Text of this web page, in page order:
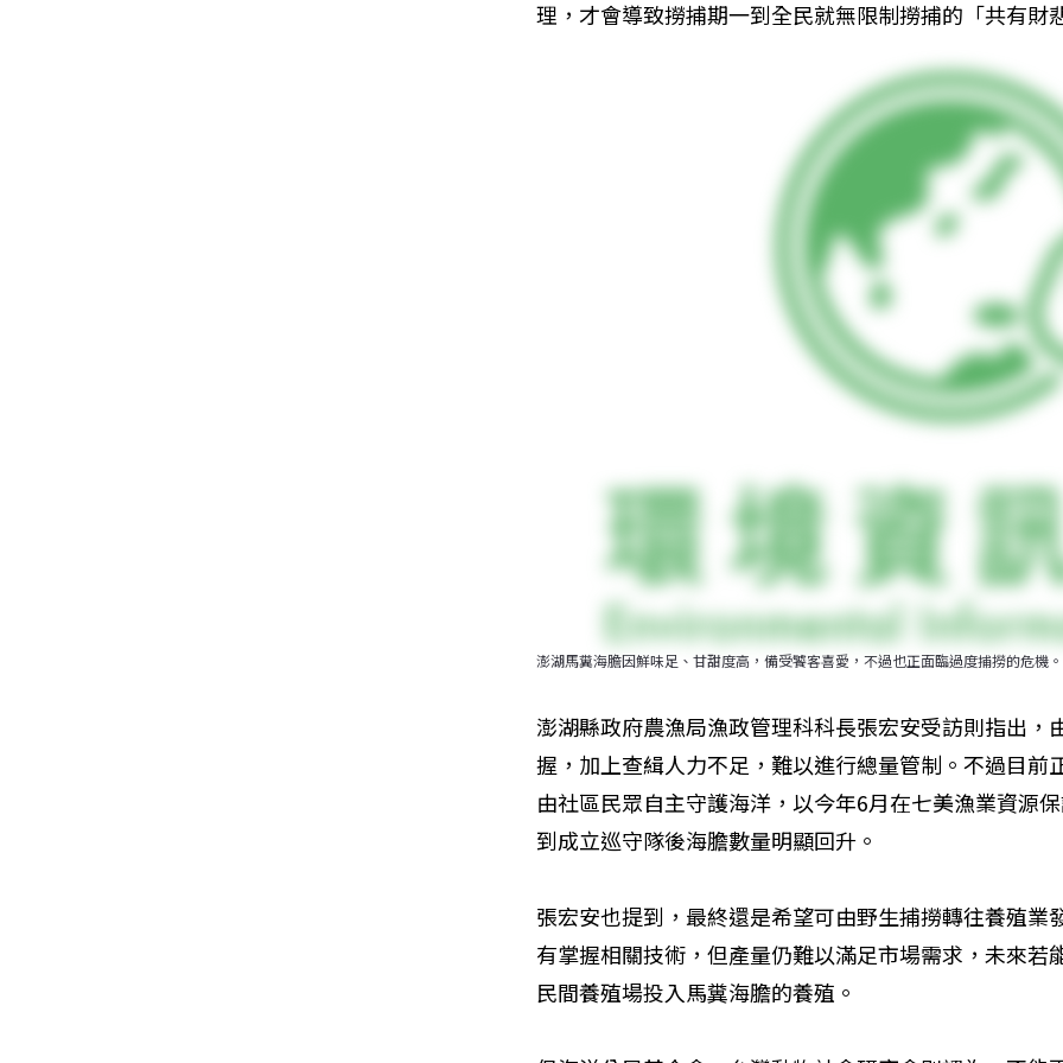
理，才會導致撈捕期一到全民就無限制撈捕的「共有財
澎湖馬糞海膽因鮮味足、甘甜度高，備受饕客喜愛，不過也正面臨過度捕撈的危機
澎湖縣政府農漁局漁政管理科科長張宏安受訪則指出，
握，加上查緝人力不足，難以進行總量管制。不過目前
由社區民眾自主守護海洋，以今年6月在七美漁業資源
到成立巡守隊後海膽數量明顯回升。
張宏安也提到，最終還是希望可由野生捕撈轉往養殖業
有掌握相關技術，但產量仍難以滿足市場需求，未來若
民間養殖場投入馬糞海膽的養殖。